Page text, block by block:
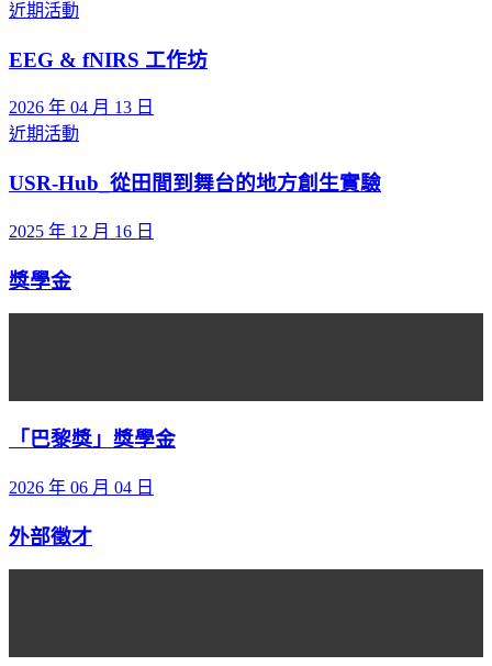
近期活動
EEG & fNIRS 工作坊
2026 年 04 月 13 日
近期活動
USR-Hub_從田間到舞台的地方創生實驗
2025 年 12 月 16 日
獎學金
「巴黎獎」獎學金
2026 年 06 月 04 日
外部徵才